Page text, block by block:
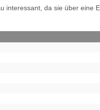
interessant, da sie über